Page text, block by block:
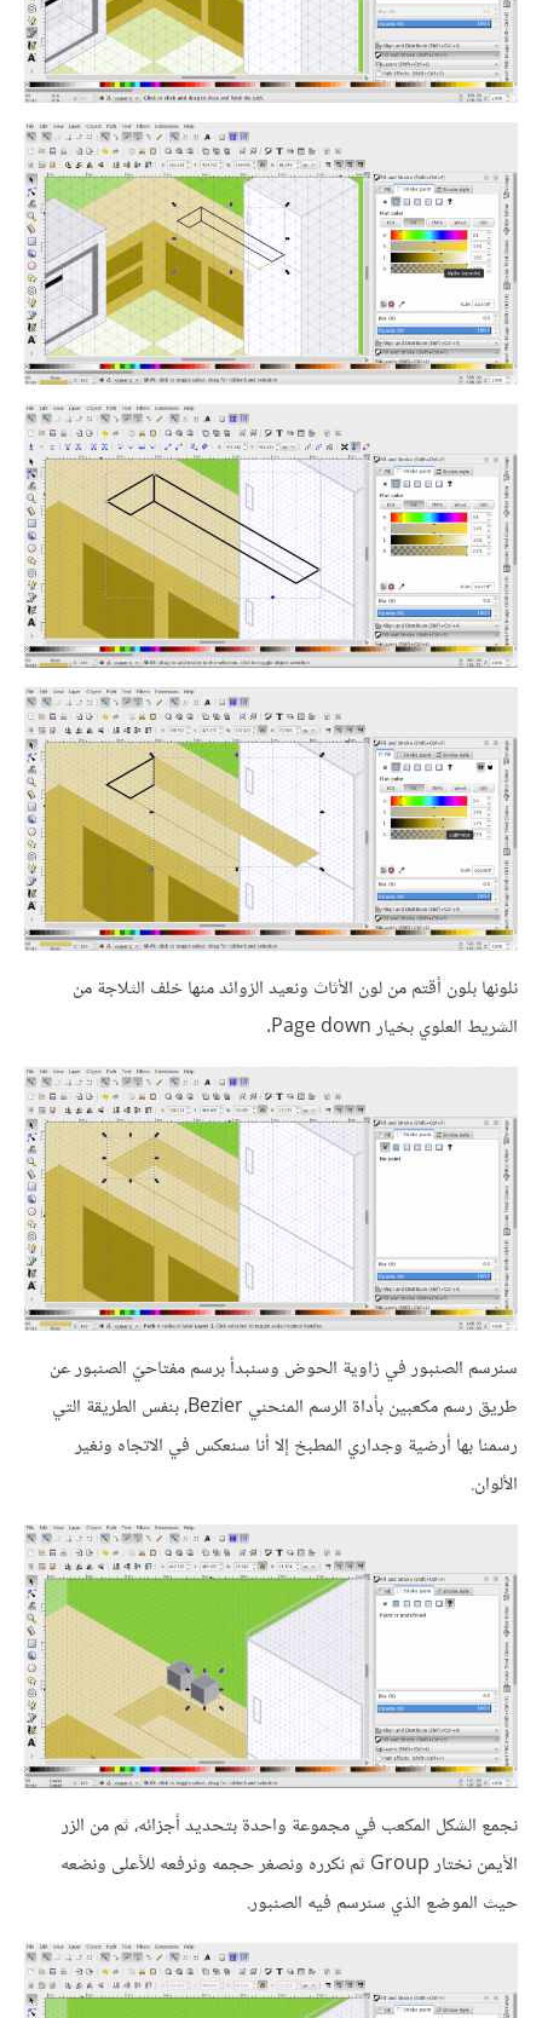
نلونها بلون أقتم من لون الأثاث ونعيد الزوائد منها خلف الثلاجة من
الشريط العلوي بخيار Page down.
سنرسم الصنبور في زاوية الحوض وسنبدأ برسم مفتاحيّ الصنبور عن
طريق رسم مكعبين بأداة الرسم المنحني Bezier، بنفس الطريقة التي
رسمنا بها أرضية وجداري المطبخ إلا أنا سنعكس في الاتجاه ونغير
الألوان.
نجمع الشكل المكعب في مجموعة واحدة بتحديد أجزائه، ثم من الزر
الأيمن نختار Group ثم نكرره ونصغر حجمه ونرفعه للأعلى ونضعه
حيث الموضع الذي سنرسم فيه الصنبور.